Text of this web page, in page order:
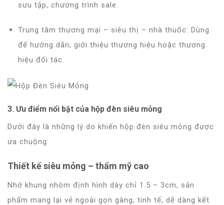
sưu tập, chương trình sale.
Trung tâm thương mại – siêu thị – nhà thuốc: Dùng
để hướng dẫn, giới thiệu thương hiệu hoặc thương
hiệu đối tác.
3. Ưu điểm nổi bật của hộp đèn siêu mỏng
Dưới đây là những lý do khiến hộp đèn siêu mỏng được
ưa chuộng:
Thiết kế siêu mỏng – thẩm mỹ cao
Nhờ khung nhôm định hình dày chỉ 1.5 – 3cm, sản
phẩm mang lại vẻ ngoài gọn gàng, tinh tế, dễ dàng kết